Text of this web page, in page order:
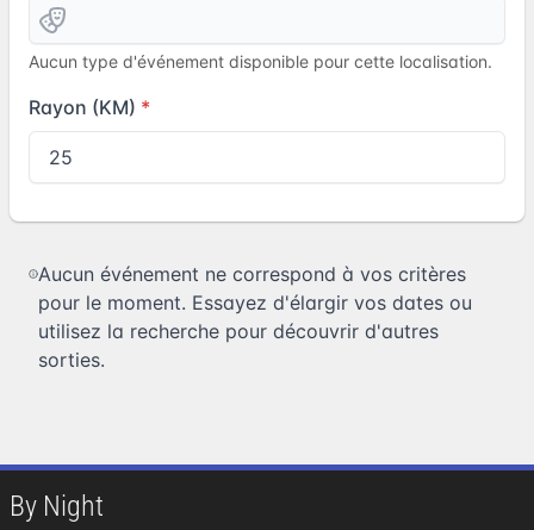
Aucun type d'événement disponible pour cette localisation.
Rayon (KM)
Aucun événement ne correspond à vos critères
pour le moment. Essayez d'élargir vos dates ou
utilisez la recherche pour découvrir d'autres
sorties.
By Night